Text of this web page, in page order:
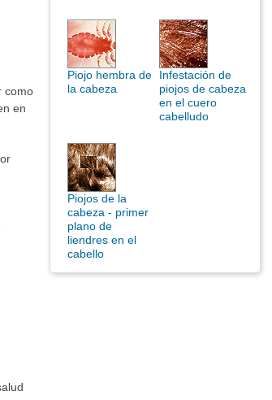
como
en
Piojo hembra de
la cabeza
Infestación de
piojos de cabeza
en el cuero
cabelludo
Piojos de la
cabeza - primer
plano de
liendres en el
cabello